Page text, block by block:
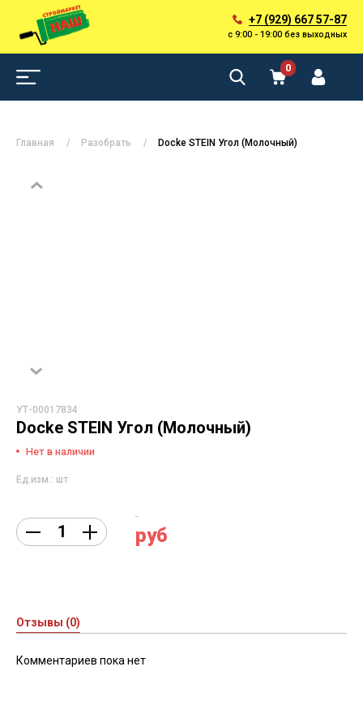
+7 (929) 667 57-87
с 9:00 - 19:00 без выходных
0
Главная Разобрать Docke STEIN Угол (Молочный)
УТ-00017834
Docke STEIN Угол (Молочный)
Нет в наличии
Ед.изм.: шт
руб
Отзывы (0)
Комментариев пока нет